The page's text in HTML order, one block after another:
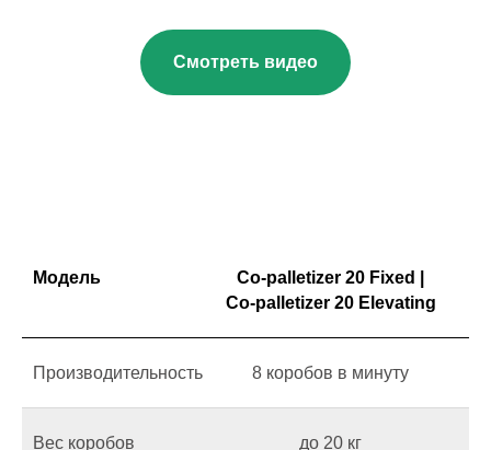
Смотреть видео
Модель
Co-palletizer 20 Fixed |
Co-palletizer 20 Elevating
Производительность 8 коробов в минуту
Вес коробов до 20 кг